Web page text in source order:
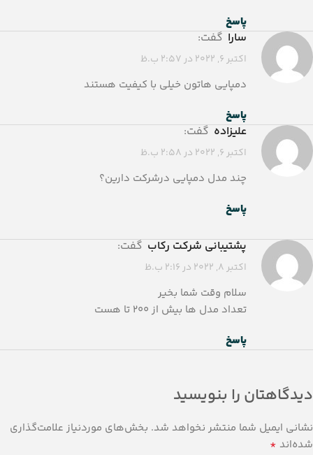
پاسخ
سارا گفت:
اکتبر 6, 2022 در 2:57 ب.ظ
دمپایی هاتون خیلی با کیفیت هستند
پاسخ
علیزاده گفت:
اکتبر 6, 2022 در 2:58 ب.ظ
چند مدل دمپایی درشرکت دارین؟
پاسخ
پشتیبانی شرکت رکاب گفت:
اکتبر 8, 2022 در 2:16 ب.ظ
سلام وقت شما بخیر
تعداد مدل ها بیش از ۲۰۰ تا هست
پاسخ
دیدگاهتان را بنویسید
نشانی ایمیل شما منتشر نخواهد شد. بخش‌های موردنیاز علامت‌گذاری
شده‌اند *